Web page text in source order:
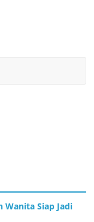
Wanita Siap Jadi